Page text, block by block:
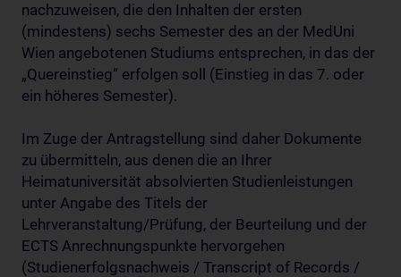
nachzuweisen, die den Inhalten der ersten
(mindestens) sechs Semester des an der MedUni
Wien angebotenen Studiums entsprechen, in das der
„Quereinstieg“ erfolgen soll (Einstieg in das 7. oder
ein höheres Semester).
Im Zuge der Antragstellung sind daher Dokumente
zu übermitteln, aus denen die an Ihrer
Heimatuniversität absolvierten Studienleistungen
unter Angabe des Titels der
Lehrveranstaltung/Prüfung, der Beurteilung und der
ECTS Anrechnungspunkte hervorgehen
(Studienerfolgsnachweis / Transcript of Records /